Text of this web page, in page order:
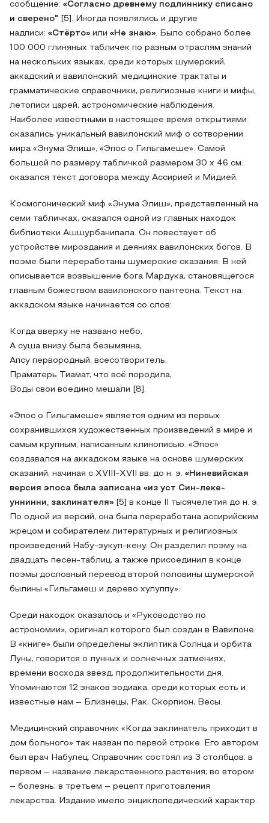
сообщение: «Согласно древнему подлиннику списано
и сверено"
[5]. Иногда появлялись и другие
надписи: «Стёрто» или «Не знаю». Было собрано более
100 000 глиняных табличек по разным отраслям знаний
на нескольких языках, среди которых шумерский,
аккадский и вавилонский: медицинские трактаты и
грамматические справочники, религиозные книги и мифы,
летописи царей, астрономические наблюдения.
Наиболее известными в настоящее время открытиями
оказались уникальный вавилонский миф о сотворении
мира «Энума Элиш», «Эпос о Гильгамеше». Самой
большой по размеру табличкой размером 30 x 46 см.
оказался текст договора между Ассирией и Мидией.
Космогонический миф «Энума Элиш», представленный на
семи табличках, оказался одной из главных находок
библиотеки Ашшурбанипала. Он повествует об
устройстве мироздания и деяниях вавилонских богов. В
поэме были переработаны шумерские сказания. В ней
описывается возвышение бога Мардука, становящегося
главным божеством вавилонского пантеона. Текст на
аккадском языке начинается со слов:
Когда вверху не названо небо,
А суша внизу была безымянна,
Апсу первородный, всесотворитель,
Праматерь Тиамат, что всё породила,
Воды свои воедино мешали [8].
«Эпос о Гильгамеше» является одним из первых
сохранившихся художественных произведений в мире и
самым крупным, написанным клинописью. «Эпос»
создавался на аккадском языке на основе шумерских
сказаний, начиная с XVIII-XVII вв. до н. э. «Ниневийская
версия эпоса была записана «из уст Син-леке-
уннинни, заклинателя» [5] в конце II тысячелетия до н. э.
По одной из версий, она была переработана ассирийским
жрецом и собирателем литературных и религиозных
произведений Набу-зукуп-кену. Он разделил поэму на
двадцать песен-таблиц, а также присоединил в конце
поэмы дословный перевод второй половины шумерской
былины «Гильгамеш и дерево хулуппу».
Среди находок оказалось и «Руководство по
астрономии», оригинал которого был создан в Вавилоне.
В «книге» были определены эклиптика Солнца и орбита
Луны, говорится о лунных и солнечных затмениях,
времени восхода звёзд, продолжительности дня.
Упоминаются 12 знаков зодиака, среди которых есть и
известные нам – Близнецы, Рак, Скорпион, Весы.
Медицинский справочник «Когда заклинатель приходит в
дом больного» так назван по первой строке. Его автором
был врач Набулец. Справочник состоял из 3 столбцов: в
первом – название лекарственного растения; во втором
– болезнь; в третьем – рецепт приготовления
лекарства. Издание имело энциклопедический характер.